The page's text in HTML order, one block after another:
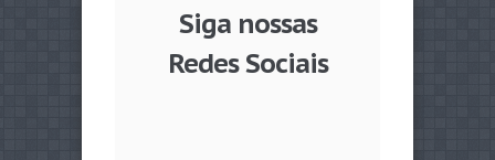
Siga nossas
Redes Sociais